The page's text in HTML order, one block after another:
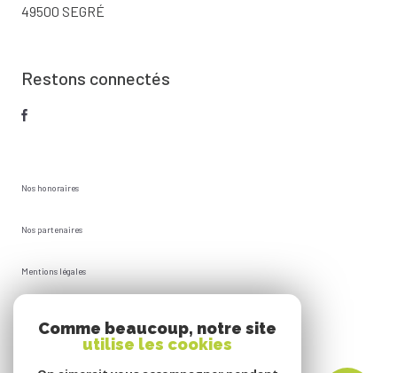
49500 SEGRÉ
Restons connectés
Nos honoraires
Nos partenaires
Mentions légales
Comme beaucoup, notre site
utilise les cookies